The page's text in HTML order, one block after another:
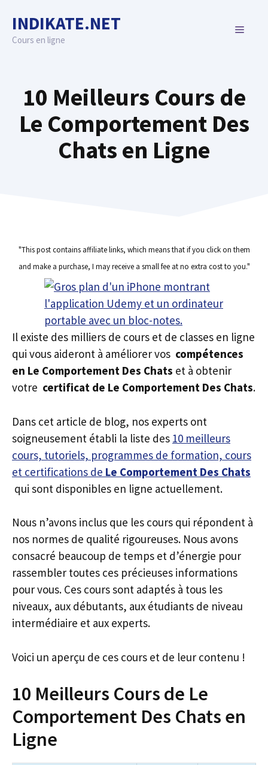
content
INDIKATE.NET
Cours en ligne
MENU
10 Meilleurs Cours de
Le Comportement Des
Chats en Ligne
"This post contains affiliate links, which means that if you click on them
and make a purchase, I may receive a small fee at no extra cost to you."
Il existe des milliers de cours et de classes en ligne
qui vous aideront à améliorer vos compétences
en Le Comportement Des Chats et à obtenir
votre certificat de Le Comportement Des Chats.
Dans cet article de blog, nos experts ont
soigneusement établi la liste des 10 meilleurs
cours, tutoriels, programmes de formation, cours
et certifications de Le Comportement Des Chats
qui sont disponibles en ligne actuellement.
Nous n’avons inclus que les cours qui répondent à
nos normes de qualité rigoureuses. Nous avons
consacré beaucoup de temps et d’énergie pour
rassembler toutes ces précieuses informations
pour vous. Ces cours sont adaptés à tous les
niveaux, aux débutants, aux étudiants de niveau
intermédiaire et aux experts.
Voici un aperçu de ces cours et de leur contenu !
10 Meilleurs Cours de Le
Comportement Des Chats en
Ligne